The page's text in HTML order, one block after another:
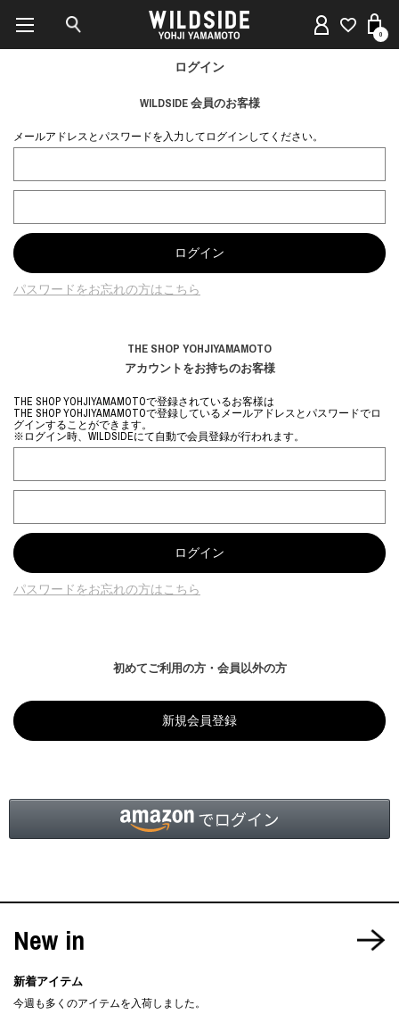
0
ログイン
WILDSIDE 会員のお客様
メールアドレスとパスワードを入力してログインしてください。
パスワードをお忘れの方はこちら
THE SHOP YOHJIYAMAMOTO
アカウントをお持ちのお客様
THE SHOP YOHJIYAMAMOTOで登録されているお客様は
THE SHOP YOHJIYAMAMOTOで登録しているメールアドレスとパスワードでロ
グインすることができます。
※ログイン時、WILDSIDEにて自動で会員登録が行われます。
パスワードをお忘れの方はこちら
初めてご利用の方・会員以外の方
New in
新着アイテム
今週も多くのアイテムを入荷しました。